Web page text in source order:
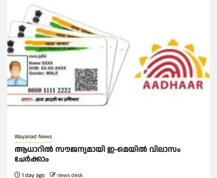
Wayanad News
ആധാറിൽ സൗജന്യമായി ഇ-മെയിൽ വിലാസം
ചേർക്കാം
1 day ago news desk